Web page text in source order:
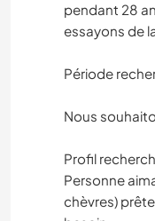
pendant 28
essayons de
Période
Nous
Profil
Personne
chèvres)